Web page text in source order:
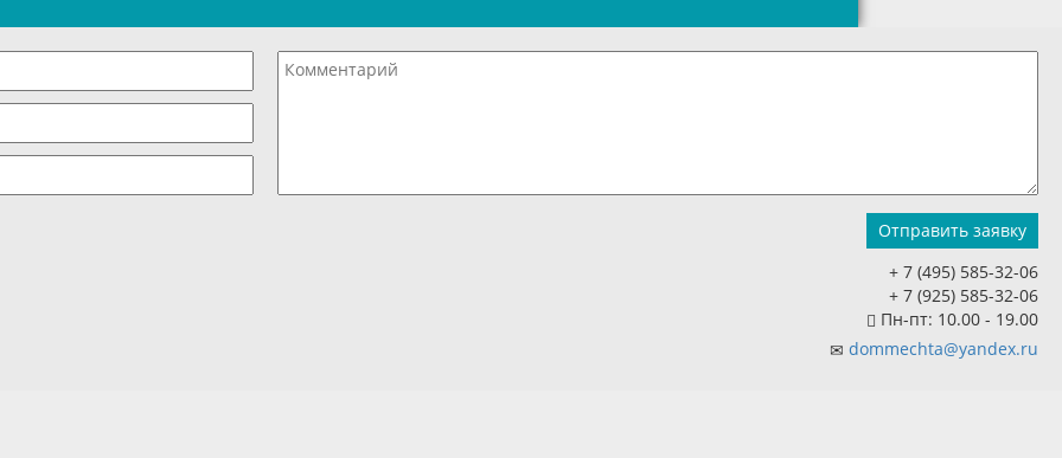
+ 7 (495) 585-32-06
+ 7 (925) 585-32-06
Пн-пт: 10.00 - 19.00
dommechta@yandex.ru